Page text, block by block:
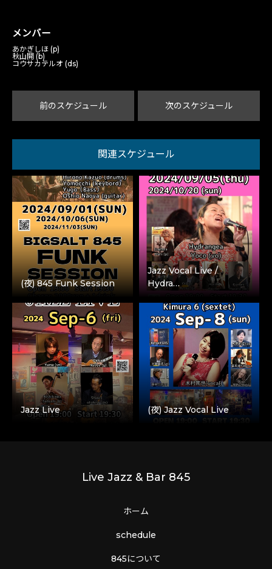
メンバー
あかぎしほ (p)
秋山開 (b)
コウサカテルオ (ds)
前のスケジュール 次のスケジュール
関連スケジュール
(夜) 845 Funk Session
Jazz Vocal Live /
Hydra…
Jazz Live (夜) Jazz Vocal Live
Live Jazz & Bar 845
ホーム
schedule
845について